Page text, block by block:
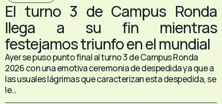
El turno 3 de Campus Ronda
llega a su fin mientras
festejamos triunfo en el mundial
Ayer se puso punto final al turno 3 de Campus Ronda
2026 con una emotiva ceremonia de despedida ya que a
las usuales lágrimas que caracterizan esta despedida, se
le...